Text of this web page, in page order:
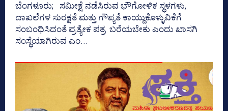
ಬೆಂಗಳೂರು; ಸಮೀಕ್ಷೆ ನಡೆಸಿರುವ ಭೌಗೋಳಿಕ ಸ್ಥಳಗಳು,
ದಾಖಲೆಗಳ ಸುರಕ್ಷತೆ ಮತ್ತು ಗೌಪ್ಯತೆ ಕಾಯ್ದುಕೊಳ್ಳುವಿಕೆಗೆ
ಸಂಬಂಧಿಸಿದಂತೆ ಪ್ರತ್ಯೇಕ ಪತ್ರ ಬರೆಯಬೇಕು ಎಂದು ಖಾಸಗಿ
ಸಂಸ್ಥೆಯಾಗಿರುವ ಎಂ...